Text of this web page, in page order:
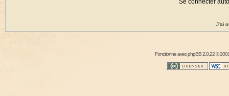
Se connecter
J'ai
Fonctionne avecphpBB2.0.22 ©